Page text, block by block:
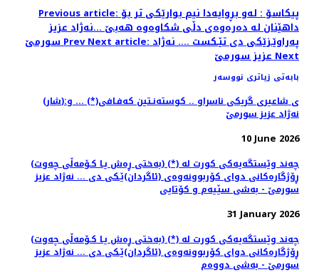
Previous article: پیكاسۆ : له‌و بڕوایه‌دا نیم بوارێكی تر بۆ
داهێنان له‌ ده‌ره‌وه‌ی دڵی شكاوه‌وه‌ هه‌بێ ...نه‌ژاد عزیز
سورمێPrevNext article: په‌راوێـزێكی دی تێـكست .... نه‌ژاد
عزیز سورمێNext
بابەتی زیاتری نووسەر
(شار)ی شاعیری گریكی ناسراو .. كوسته‌نـتین كه‌فـافی(*) ... و:
نه‌ژاد عزیز سورمێ
10 June 2026
(به‌ختی ڕه‌ش یـا كـۆمه‌ڵی چه‌وت) (*) چه‌ند وێستگه‌یه‌كی كورت له‌
ڕۆژگاره‌كانی دوای كۆربوونه‌وه‌ی (ئاگردان)ێـكی دی ... نه‌ژاد عزیز
سورمێ - به‌شی سێیه‌م و كۆتایی
31 January 2026
(به‌ختی ڕه‌ش یـا كـۆمه‌ڵی چه‌وت) (*) چه‌ند وێستگه‌یه‌كی كورت له‌
ڕۆژگاره‌كانی دوای كۆربوونه‌وه‌ی (ئاگردان)ێـكی دی ... نه‌ژاد عزیز
سورمێ - به‌شی دووه‌م